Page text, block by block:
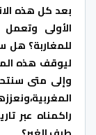
بعد كل هذه
الأولى
للمغاربة؟ هل
ليوقف هذه
وإلى متى
راكمناه عبر